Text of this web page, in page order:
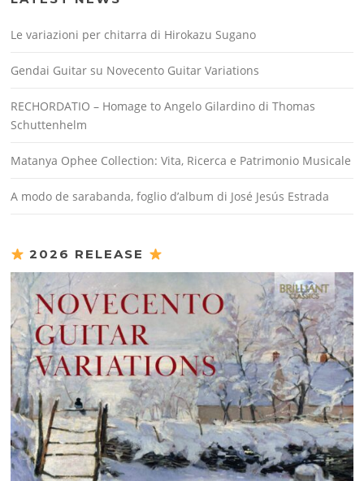
Le variazioni per chitarra di Hirokazu Sugano
Gendai Guitar su Novecento Guitar Variations
RECHORDATIO – Homage to Angelo Gilardino di Thomas
Schuttenhelm
Matanya Ophee Collection: Vita, Ricerca e Patrimonio Musicale
A modo de sarabanda, foglio d’album di José Jesús Estrada
2026 RELEASE